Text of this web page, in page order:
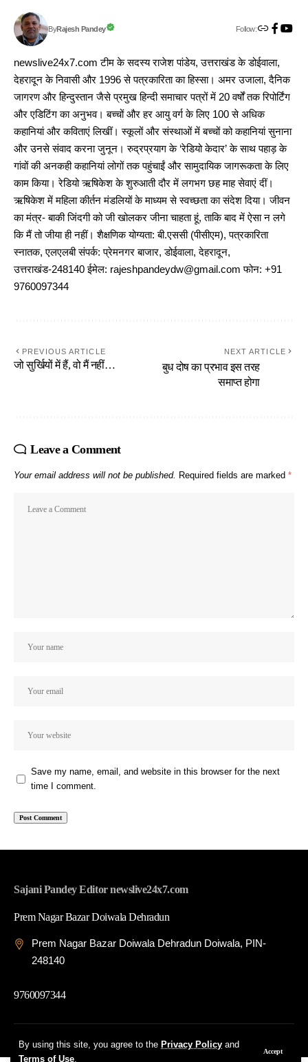
By using this site, you agree to the Privacy Policy and
Terms of Use.
Accept
ByRajesh Pandey Follow:
newslive24x7.com टीम के सदस्य राजेश पांडेय, उत्तराखंड के डोईवाला,
देहरादून के निवासी और 1996 से पत्रकारिता का हिस्सा। अमर उजाला, दैनिक
जागरण और हिन्दुस्तान जैसे प्रमुख हिन्दी समाचार पत्रों में 20 वर्षों तक रिपोर्टिंग
और एडिटिंग का अनुभव। बच्चों और हर आयु वर्ग के लिए 100 से अधिक
कहानियां और कविताएं लिखीं। स्कूलों और संस्थाओं में बच्चों को कहानियां सुनाना
और उनसे संवाद करना जुनून। रुद्रप्रयाग के ‘रेडियो केदार’ के साथ पहाड़ के
गांवों की अनकही कहानियां लोगों तक पहुंचाईं और सामुदायिक जागरूकता के लिए
काम किया। रेडियो ऋषिकेश के शुरुआती दौर में लगभग छह माह सेवाएं दीं।
ऋषिकेश में महिला कीर्तन मंडलियों के माध्यम से स्वच्छता का संदेश दिया। जीवन
का मंत्र- बाकी जिंदगी को जी खोलकर जीना चाहता हूं, ताकि बाद में ऐसा न लगे
कि मैं तो जीया ही नहीं। शैक्षणिक योग्यता: बी.एससी (पीसीएम), पत्रकारिता
स्नातक, एलएलबी संपर्क: प्रेमनगर बाजार, डोईवाला, देहरादून,
उत्तराखंड-248140 ईमेल: rajeshpandeydw@gmail.com फोन: +91
9760097344
PREVIOUS ARTICLE
जो सुर्खियों में हैं, वो मैं नहीं…
NEXT ARTICLE
बुध दोष का प्रभाव इस तरह
समाप्त होगा
Leave a Comment
Your email address will not be published. Required fields are marked *
Save my name, email, and website in this browser for the next
time I comment.
Sajani Pandey Editor newslive24x7.com
Prem Nagar Bazar Doiwala Dehradun
Prem Nagar Bazar Doiwala Dehradun Doiwala, PIN-
248140
9760097344
© 2026 News Live 24x7| Developed By: Tech Yard Labs